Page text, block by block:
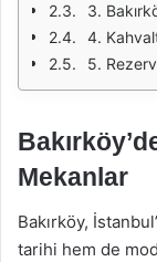
3.
4.
5.
Mekanlar
Bakırköy,
tarihi hem de